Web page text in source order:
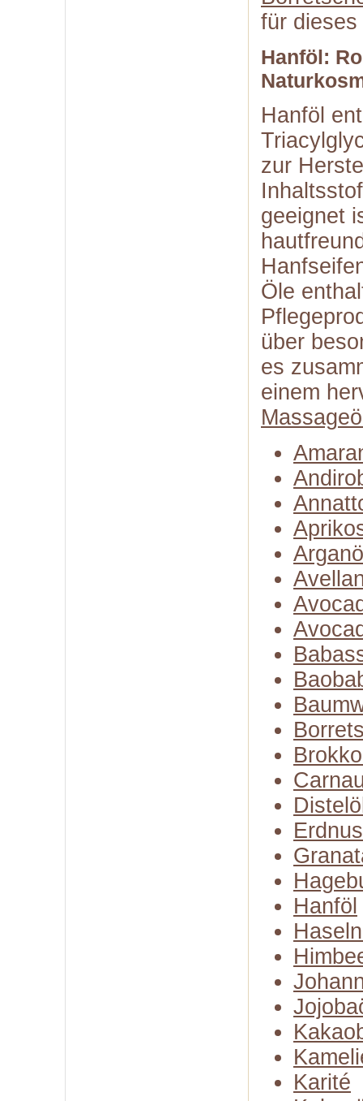
für
Hanföl:
Hanföl
zur
geeignet
Öle
über
es
einem
Hanföl
Karité